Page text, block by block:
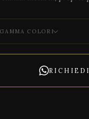
GAMMA COLORI